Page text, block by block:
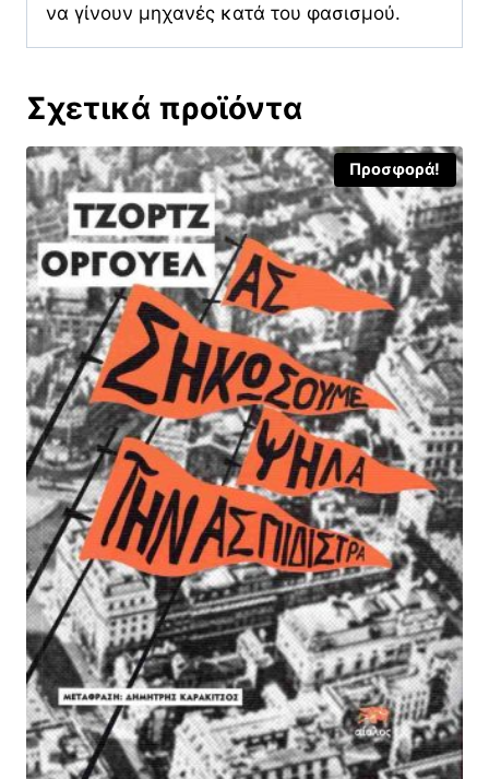
να γίνουν μηχανές κατά του φασισμού.
Σχετικά προϊόντα
Προσφορά!